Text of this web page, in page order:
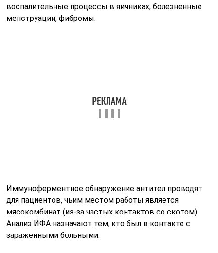
воспалительные процессы в яичниках, болезненные
менструации, фибромы.
Иммуноферментное обнаружение антител проводят
для пациентов, чьим местом работы является
мясокомбинат (из-за частых контактов со скотом).
Анализ ИФА назначают тем, кто был в контакте с
зараженными больными.